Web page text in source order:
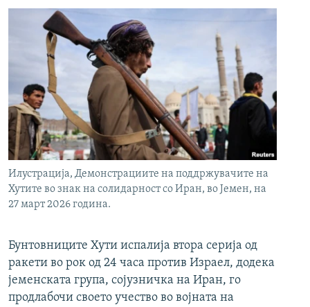
Илустрација, Демонстрациите на поддржувачите на
Хутите во знак на солидарност со Иран, во Јемен, на
27 март 2026 година.
Бунтовниците Хути испалија втора серија од
ракети во рок од 24 часа против Израел, додека
јеменската група, сојузничка на Иран, го
продлабочи своето учество во војната на